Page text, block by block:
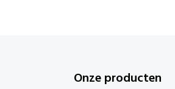
Onze producten